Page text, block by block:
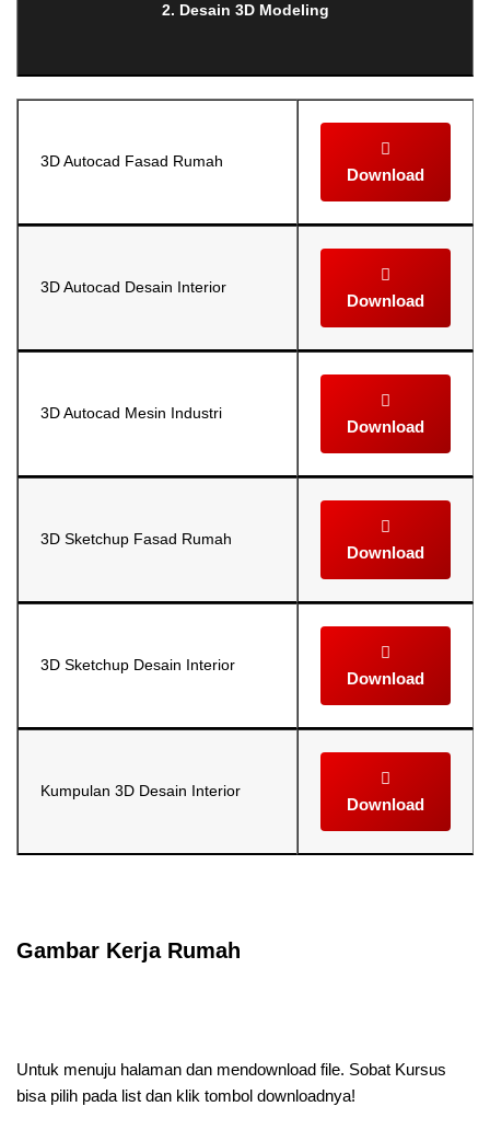
2. Desain 3D Modeling
3D Autocad Fasad Rumah
Download
3D Autocad Desain Interior
Download
3D Autocad Mesin Industri
Download
3D Sketchup Fasad Rumah
Download
3D Sketchup Desain Interior
Download
Kumpulan 3D Desain Interior
Download
Gambar Kerja Rumah
Untuk menuju halaman dan mendownload file. Sobat Kursus
bisa pilih pada list dan klik tombol downloadnya!